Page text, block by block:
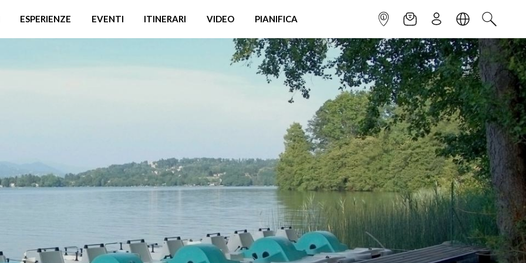
ESPERIENZE EVENTI ITINERARI VIDEO PIANIFICA INFOPOINTNEWSLETTER
ISCRIVITILINGUACERCA